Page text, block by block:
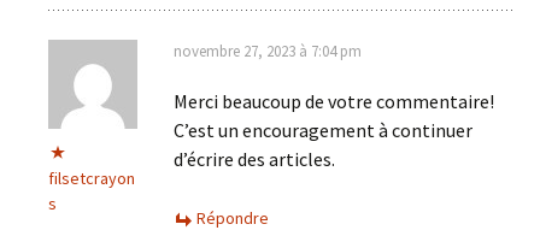
filsetcrayon
s
novembre 27, 2023 à 7:04 pm
Merci beaucoup de votre commentaire!
C’est un encouragement à continuer
d’écrire des articles.
Répondre